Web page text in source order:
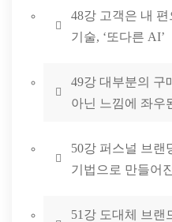
48강 고객은 내
기술, ‘또다른 AI’
49강 대부분의 구
아닌 느낌에 좌우
50강 퍼스널 브랜
기법으로 만들어
51강 도대체 브랜